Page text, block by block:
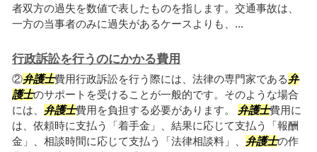
者双方の過失を数値で表したものを指します。交通事故は、
一方の当事者のみに過失があるケースよりも、...
行政訴訟を行うのにかかる費用
②弁護士費用行政訴訟を行う際には、法律の専門家である弁
護士のサポートを受けることが一般的です。そのような場合
には、 弁護士費用を負担する必要があります。 弁護士費用に
は、依頼時に支払う「着手金」、結果に応じて支払う「報酬
金」、相談時間に応じて支払う「法律相談料」、 弁護士の作